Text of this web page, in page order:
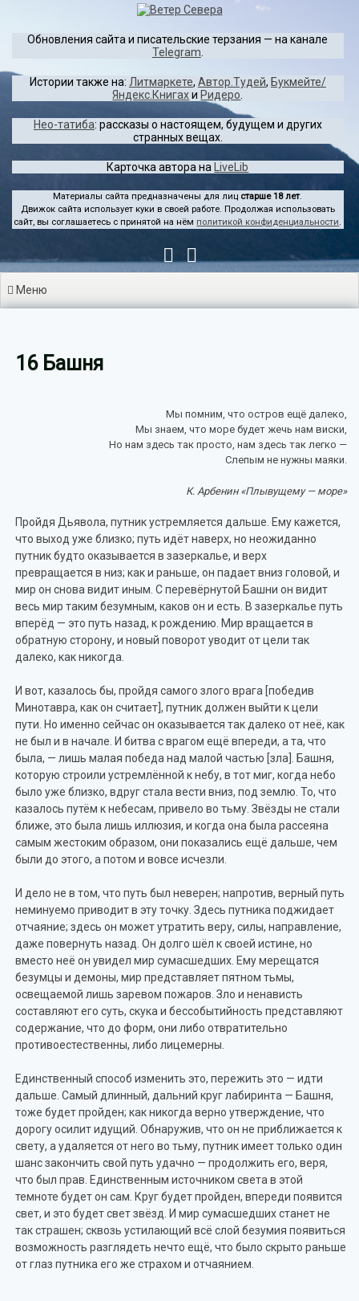
содержимому
Обновления сайта и писательские терзания — на канале
Telegram
Истории также на: Литмаркете, Автор.Тудей, Букмейте/
Яндекс.Книгахи Ридеро
Нео-татиба: рассказы о настоящем, будущем и других
странных вещах.
Карточка автора на LiveLib
Материалы сайта предназначены для лиц старше 18 лет.
Движок сайта использует куки в своей работе. Продолжая использовать
сайт, вы соглашаетесь с принятой на нём политикой конфиденциальности.
Меню
16 Башня
Мы помним, что остров ещё далеко,
Мы знаем, что море будет жечь нам виски,
Но нам здесь так просто, нам здесь так легко —
Слепым не нужны маяки.
К. Арбенин «Плывущему — море»
Пройдя Дьявола, путник устремляется дальше. Ему кажется,
что выход уже близко; путь идёт наверх, но неожиданно
путник будто оказывается в зазеркалье, и верх
превращается в низ; как и раньше, он падает вниз головой, и
мир он снова видит иным. С перевёрнутой Башни он видит
весь мир таким безумным, каков он и есть. В зазеркалье путь
вперёд — это путь назад, к рождению. Мир вращается в
обратную сторону, и новый поворот уводит от цели так
далеко, как никогда.
И вот, казалось бы, пройдя самого злого врага [победив
Минотавра, как он считает], путник должен выйти к цели
пути. Но именно сейчас он оказывается так далеко от неё, как
не был и в начале. И битва с врагом ещё впереди, а та, что
была, — лишь малая победа над малой частью [зла]. Башня,
которую строили устремлённой к небу, в тот миг, когда небо
было уже близко, вдруг стала вести вниз, под землю. То, что
казалось путём к небесам, привело во тьму. Звёзды не стали
ближе, это была лишь иллюзия, и когда она была рассеяна
самым жестоким образом, они показались ещё дальше, чем
были до этого, а потом и вовсе исчезли.
И дело не в том, что путь был неверен; напротив, верный путь
неминуемо приводит в эту точку. Здесь путника поджидает
отчаяние; здесь он может утратить веру, силы, направление,
даже повернуть назад. Он долго шёл к своей истине, но
вместо неё он увидел мир сумасшедших. Ему мерещатся
безумцы и демоны, мир представляет пятном тьмы,
освещаемой лишь заревом пожаров. Зло и ненависть
составляют его суть, скука и бессобытийность представляют
содержание, что до форм, они либо отвратительно
противоестественны, либо лицемерны.
Единственный способ изменить это, пережить это — идти
дальше. Самый длинный, дальний круг лабиринта — Башня,
тоже будет пройден; как никогда верно утверждение, что
дорогу осилит идущий. Обнаружив, что он не приближается к
свету, а удаляется от него во тьму, путник имеет только один
шанс закончить свой путь удачно — продолжить его, веря,
что был прав. Единственным источником света в этой
темноте будет он сам. Круг будет пройден, впереди появится
свет, и это будет свет звёзд. И мир сумасшедших станет не
так страшен; сквозь устилающий всё слой безумия появиться
возможность разглядеть нечто ещё, что было скрыто раньше
от глаз путника его же страхом и отчаянием.